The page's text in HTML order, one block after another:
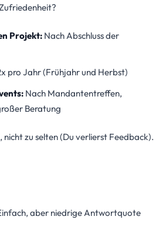
Projekt: Nach Abschluss der
pro Jahr (Frühjahr und Herbst)
Nach Mandantentreffen,
Beratung
zu selten (Du verlierst Feedback).
aber niedrige Antwortquote